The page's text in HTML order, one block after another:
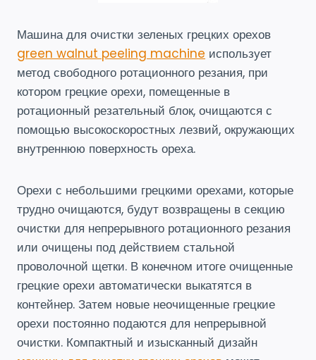
Машина для очистки зеленых грецких орехов
green walnut peeling machine использует
метод свободного ротационного резания, при
котором грецкие орехи, помещенные в
ротационный резательный блок, очищаются с
помощью высокоскоростных лезвий, окружающих
внутреннюю поверхность ореха.
Орехи с небольшими грецкими орехами, которые
трудно очищаются, будут возвращены в секцию
очистки для непрерывного ротационного резания
или очищены под действием стальной
проволочной щетки. В конечном итоге очищенные
грецкие орехи автоматически выкатятся в
контейнер. Затем новые неочищенные грецкие
орехи постоянно подаются для непрерывной
очистки. Компактный и изысканный дизайн